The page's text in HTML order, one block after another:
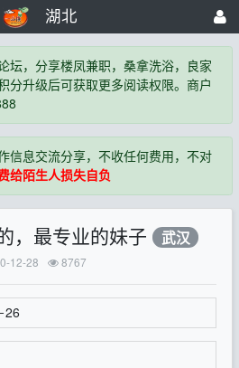
湖北
坛，分享楼凤兼职，桑拿洗浴，良家
分升级后可获取更多阅读权限。商户
信息交流分享，不收任何费用，不对
给陌生人损失自负
，最专业的妹子 武汉
12-28 8767
26